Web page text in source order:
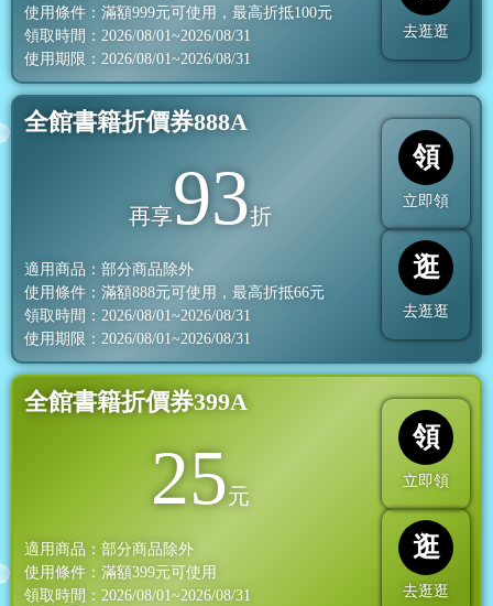
使用條件：滿額999元可使用，最高折抵100元
領取時間：2026/08/01~2026/08/31
使用期限：2026/08/01~2026/08/31
去逛逛
全館書籍折價券888A
再享93折
適用商品：部分商品除外
使用條件：滿額888元可使用，最高折抵66元
領取時間：2026/08/01~2026/08/31
使用期限：2026/08/01~2026/08/31
領
立即領
逛
去逛逛
全館書籍折價券399A
25元
適用商品：部分商品除外
使用條件：滿額399元可使用
領取時間：2026/08/01~2026/08/31
領
立即領
逛
去逛逛